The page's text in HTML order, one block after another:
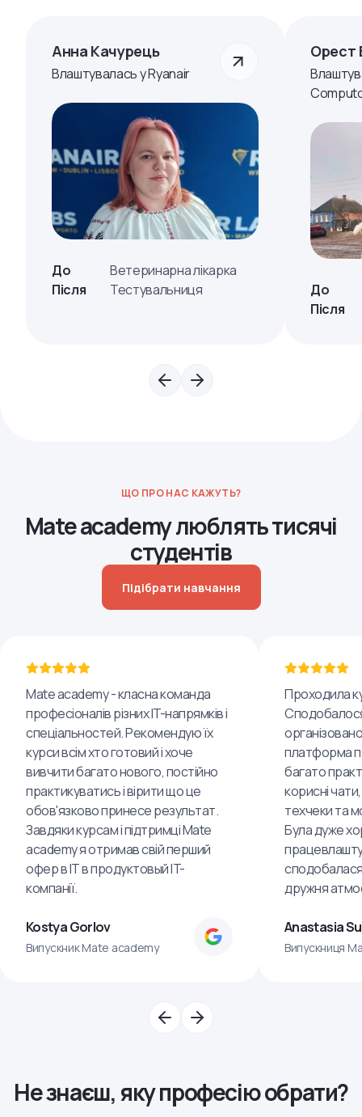
Анна Качурець
Влаштувалась у Ryanair
До
Ветеринарна лікарка
Після
Тестувальниця
Орест
До
Після
ЩО ПРО НАС КАЖУТЬ?
Mate academy люблять тисячі
студентів
Підібрати навчання
Mate academy - класна команда
професіоналів різних IT-напрямків і
спеціальностей. Рекомендую їх
курси всім хто готовий і хоче
вивчити багато нового, постійно
практикуватись і вірити що це
обов'язково принесе результат.
Завдяки курсам і підтримці Mate
academy я отримав свій перший
офер в IT в продуктовый IT-
компанії.
Kostya Gorlov
Випускник Mate academy
Проходила
платформа
багато
корисні
техчеки та
Була дуже
дружня
Anastasia
Випускниця
Не знаєш, яку професію обрати?